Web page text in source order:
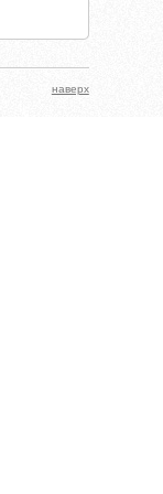
наверх